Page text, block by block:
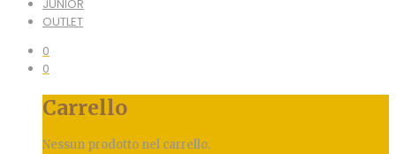
JUNIOR
OUTLET
0
0
Carrello
Nessun prodotto nel carrello.